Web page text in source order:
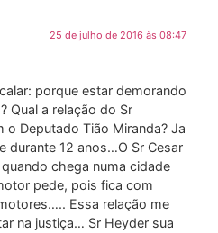
25 de julho de 2016 às 08:47
porque estar demorando
Qual a relação do Sr
o Deputado Tião Miranda? Ja
durante 12 anos…O Sr Cesar
chega numa cidade
pede, pois fica com
Essa relação me
na justiça… Sr Heyder sua